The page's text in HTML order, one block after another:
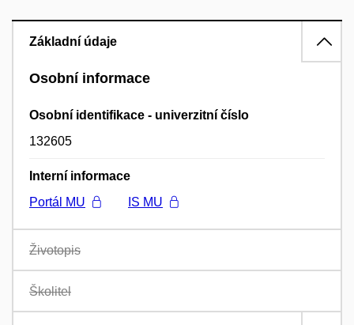
Základní údaje
Osobní informace
Osobní identifikace - univerzitní číslo
132605
Interní informace
Portál MU
IS MU
Životopis
Školitel